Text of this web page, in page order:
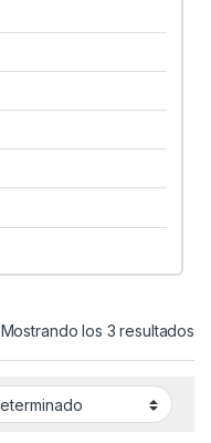
Mostrando los 3 resultados